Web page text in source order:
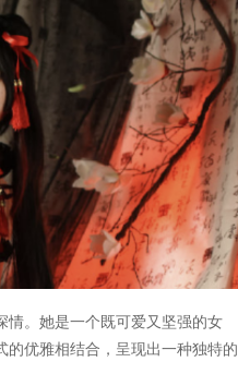
情。她是一个既可爱又坚强的女
优雅相结合，呈现出一种独特的